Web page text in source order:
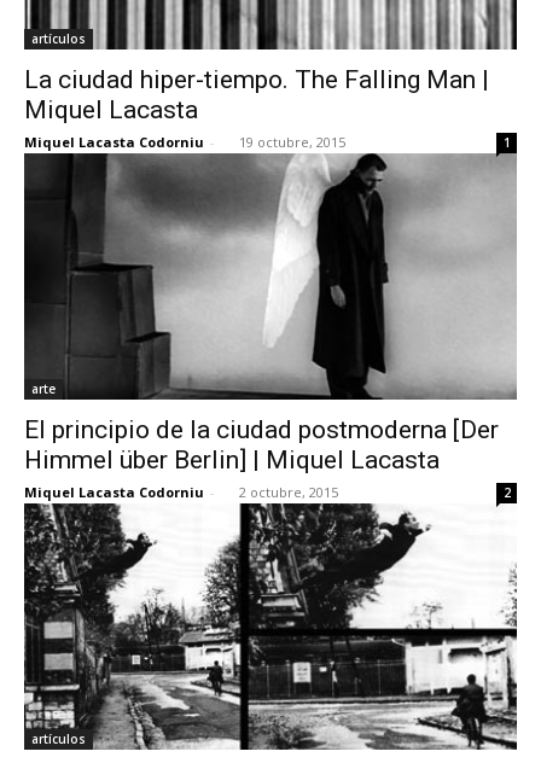
artículos
La ciudad hiper-tiempo. The Falling Man |
Miquel Lacasta
Miquel Lacasta Codorniu - 19 octubre, 2015 1
arte
El principio de la ciudad postmoderna [Der
Himmel über Berlin] | Miquel Lacasta
Miquel Lacasta Codorniu - 2 octubre, 2015 2
artículos